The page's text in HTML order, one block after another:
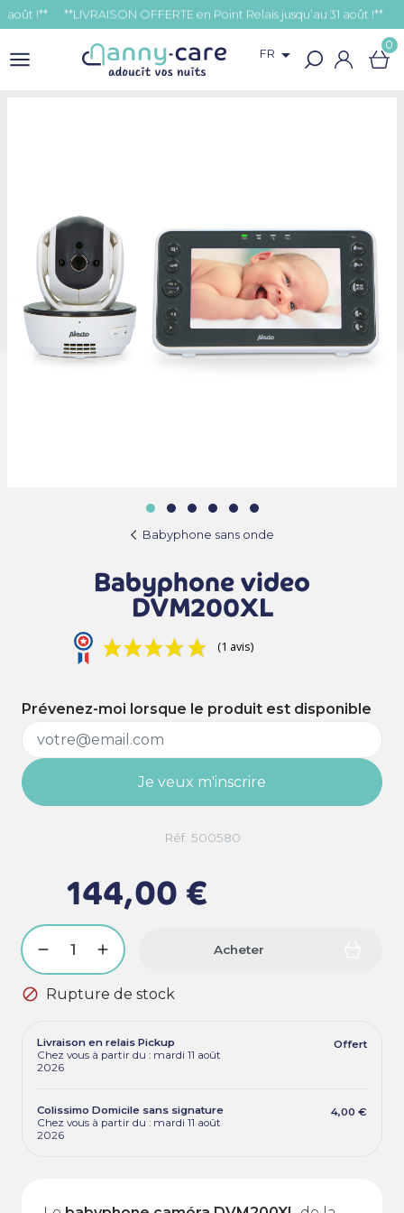
!**
FR  0
Babyphone sans onde
Babyphone video
DVM200XL
(1 avis)
Prévenez-moi lorsque le produit est disponible
Je veux m'inscrire
Réf. 500580
144,00 €
Acheter
 Rupture de stock
Livraison en relais Pickup
Chez vous à partir du : mardi 11 août
2026
Offert
Colissimo Domicile sans signature
Chez vous à partir du : mardi 11 août
2026
4,00 €